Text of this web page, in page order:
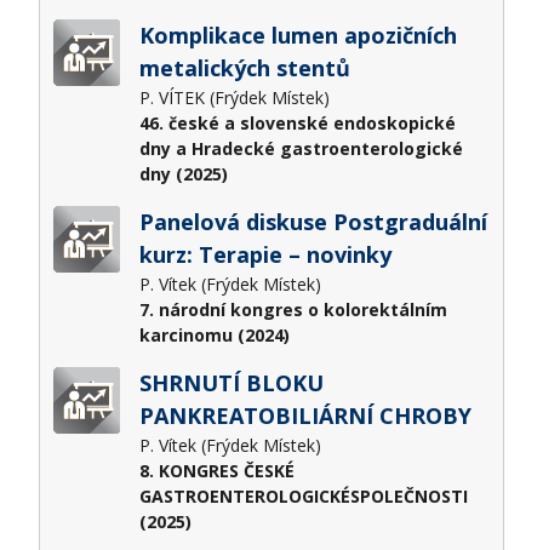
Komplikace lumen apozičních
metalických stentů
P. VÍTEK (Frýdek Místek)
46. české a slovenské endoskopické
dny a Hradecké gastroenterologické
dny (2025)
Panelová diskuse Postgraduální
kurz: Terapie – novinky
P. Vítek (Frýdek Místek)
7. národní kongres o kolorektálním
karcinomu (2024)
SHRNUTÍ BLOKU
PANKREATOBILIÁRNÍ CHROBY
P. Vítek (Frýdek Místek)
8. KONGRES ČESKÉ
GASTROENTEROLOGICKÉSPOLEČNOSTI
(2025)